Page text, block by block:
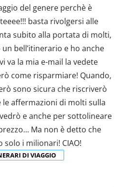
del genere perchè è
basta rivolgersi alle
subito alla portata di molti,
bell’itinerario e ho anche
va la mia e-mail la vedete
come risparmiare! Quando,
sono sicura che riscriverò
affermazioni di molti sulla
e anche per sottolineare
Ma non è detto che
i milionari! CIAO!
DI VIAGGIO